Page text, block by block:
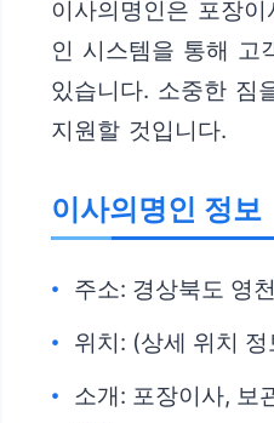
이사의명인은 포장
인 시스템을 통해 고
있습니다. 소중한 짐
지원할 것입니다.
이사의명인 정보
주소: 경상북도 영
위치: (상세 위치
소개: 포장이사, 보